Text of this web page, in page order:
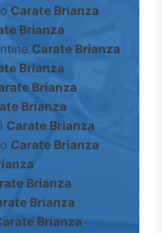
Carate Brianza
Brianza
Carate Brianza
Brianza
Brianza
Brianza
Carate Brianza
Carate Brianza
Brianza
Brianza
Brianza